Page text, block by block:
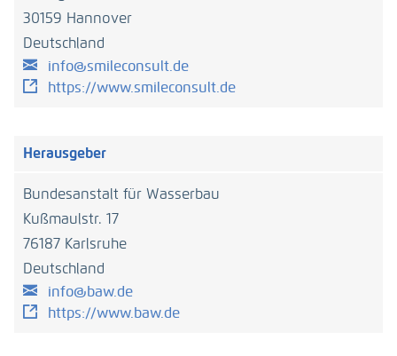
30159 Hannover
Deutschland
info@smileconsult.de
https://www.smileconsult.de
Herausgeber
Bundesanstalt für Wasserbau
Kußmaulstr. 17
76187 Karlsruhe
Deutschland
info@baw.de
https://www.baw.de